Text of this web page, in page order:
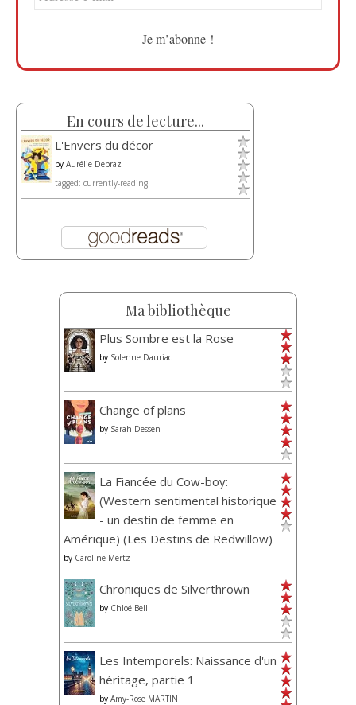
En cours de lecture...
L'Envers du décor
by Aurélie Depraz
tagged: currently-reading
Ma bibliothèque
Plus Sombre est la Rose
by Solenne Dauriac
Change of plans
by Sarah Dessen
La Fiancée du Cow-boy:
(Western sentimental historique
- un destin de femme en
Amérique) (Les Destins de Redwillow)
by Caroline Mertz
Chroniques de Silverthrown
by Chloé Bell
Les Intemporels: Naissance d'un
héritage, partie 1
by Amy-Rose MARTIN